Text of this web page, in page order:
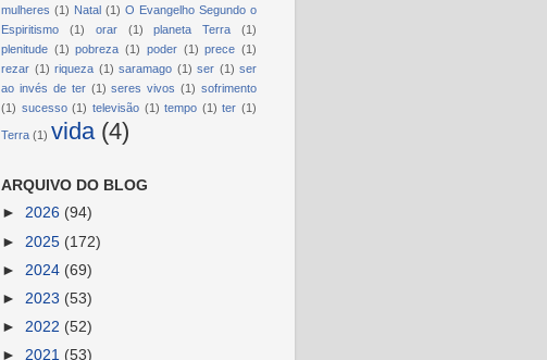
mulheres (1) Natal (1) O Evangelho Segundo o
Espiritismo
(1) orar (1) planeta Terra
(1)
plenitude (1) pobreza (1) poder (1) prece (1)
rezar (1) riqueza (1) saramago (1) ser (1) ser
ao invés de ter (1) seres vivos (1) sofrimento
(1) sucesso (1) televisão (1) tempo (1) ter (1)
Terra (1) vida (4)
ARQUIVO DO BLOG
► 2026 (94)
► 2025 (172)
► 2024 (69)
► 2023 (53)
► 2022 (52)
► 2021 (53)